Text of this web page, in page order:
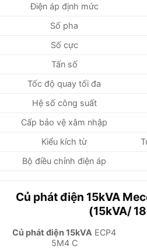
Điện áp định mức
Số pha
Số cực
Tấn số
Tốc độ quay tối đa
Hệ số công suất
Cấp bảo vệ xâm nhập
Kiểu kích từ
Bộ điều chỉnh điện áp
Củ phát điện 15kVA
(15kVA/
Củ phát điện 15kVA ECP4
5M4 C